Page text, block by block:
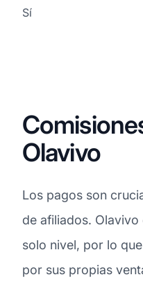
Sí
Olavivo
Los pagos son
de afiliados.
solo nivel, por lo
por sus propias